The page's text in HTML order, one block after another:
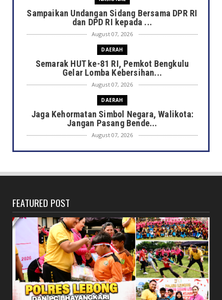
Sampaikan Undangan Sidang Bersama DPR RI
dan DPD RI kepada ...
August 07, 2026
DAERAH
Semarak HUT ke-81 RI, Pemkot Bengkulu
Gelar Lomba Kebersihan...
August 07, 2026
DAERAH
Jaga Kehormatan Simbol Negara, Walikota:
Jangan Pasang Bende...
August 07, 2026
DAERAH
Bagikan 5.000 Bendera ...
Saat Amal Masjid Keliru, Nasib Negeri
Mengharu-biru
August 07, 2026
HONDA
Honda CUV e: Motor Listrik Canggih, Penuh
Keunggulan dan Sia...
August 07, 2026
FEATURED POST